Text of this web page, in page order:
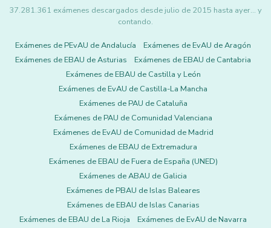
37.281.361 exámenes descargados desde julio de 2015 hasta ayer... y
contando.
Exámenes de PEvAU de Andalucía
Exámenes de EvAU de Aragón
Exámenes de EBAU de Asturias
Exámenes de EBAU de Cantabria
Exámenes de EBAU de Castilla y León
Exámenes de EvAU de Castilla-La Mancha
Exámenes de PAU de Cataluña
Exámenes de PAU de Comunidad Valenciana
Exámenes de EvAU de Comunidad de Madrid
Exámenes de EBAU de Extremadura
Exámenes de EBAU de Fuera de España (UNED)
Exámenes de ABAU de Galicia
Exámenes de PBAU de Islas Baleares
Exámenes de EBAU de Islas Canarias
Exámenes de EBAU de La Rioja
Exámenes de EvAU de Navarra